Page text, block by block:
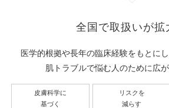
全国で取扱いが拡
医学的根拠や長年の臨床経験をもとに
肌トラブルで悩む人のために広が
皮膚科学に
基づく
リスクを
減らす